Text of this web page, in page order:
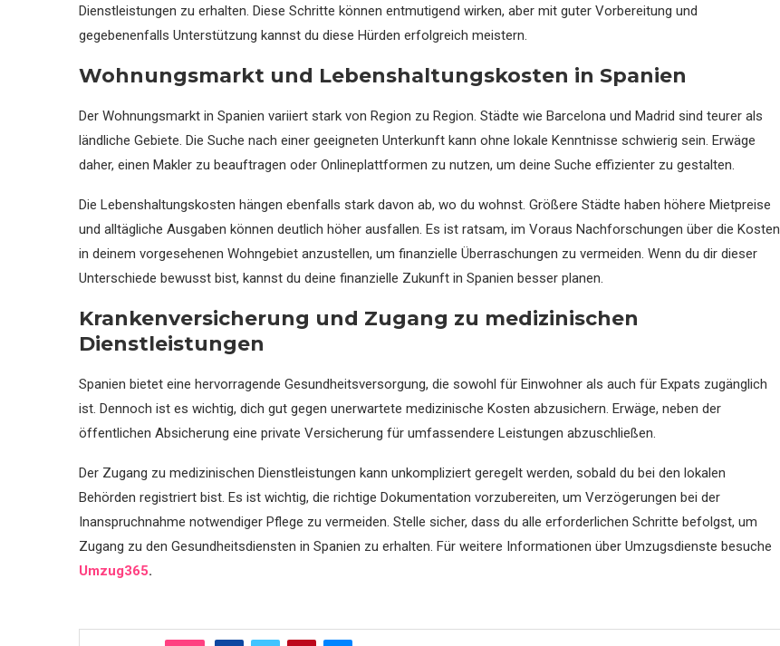
Dienstleistungen zu erhalten. Diese Schritte können entmutigend wirken, aber mit guter Vorbereitung und
gegebenenfalls Unterstützung kannst du diese Hürden erfolgreich meistern.
Wohnungsmarkt und Lebenshaltungskosten in Spanien
Der Wohnungsmarkt in Spanien variiert stark von Region zu Region. Städte wie Barcelona und Madrid sind teurer als
ländliche Gebiete. Die Suche nach einer geeigneten Unterkunft kann ohne lokale Kenntnisse schwierig sein. Erwäge
daher, einen Makler zu beauftragen oder Onlineplattformen zu nutzen, um deine Suche effizienter zu gestalten.
Die Lebenshaltungskosten hängen ebenfalls stark davon ab, wo du wohnst. Größere Städte haben höhere Mietpreise
und alltägliche Ausgaben können deutlich höher ausfallen. Es ist ratsam, im Voraus Nachforschungen über die Kosten
in deinem vorgesehenen Wohngebiet anzustellen, um finanzielle Überraschungen zu vermeiden. Wenn du dir dieser
Unterschiede bewusst bist, kannst du deine finanzielle Zukunft in Spanien besser planen.
Krankenversicherung und Zugang zu medizinischen
Dienstleistungen
Spanien bietet eine hervorragende Gesundheitsversorgung, die sowohl für Einwohner als auch für Expats zugänglich
ist. Dennoch ist es wichtig, dich gut gegen unerwartete medizinische Kosten abzusichern. Erwäge, neben der
öffentlichen Absicherung eine private Versicherung für umfassendere Leistungen abzuschließen.
Der Zugang zu medizinischen Dienstleistungen kann unkompliziert geregelt werden, sobald du bei den lokalen
Behörden registriert bist. Es ist wichtig, die richtige Dokumentation vorzubereiten, um Verzögerungen bei der
Inanspruchnahme notwendiger Pflege zu vermeiden. Stelle sicher, dass du alle erforderlichen Schritte befolgst, um
Zugang zu den Gesundheitsdiensten in Spanien zu erhalten. Für weitere Informationen über Umzugsdienste besuche
Umzug365.